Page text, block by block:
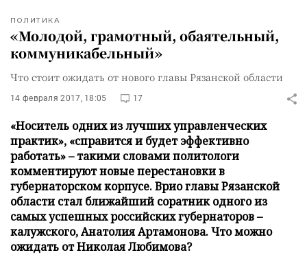
ПОЛИТИКА
«Молодой, грамотный, обаятельный,
коммуникабельный»
Что стоит ожидать от нового главы Рязанской области
14 февраля 2017, 18:05 17
«Носитель одних из лучших управленческих
практик», «справится и будет эффективно
работать» – такими словами политологи
комментируют новые перестановки в
губернаторском корпусе. Врио главы Рязанской
области стал ближайший соратник одного из
самых успешных российских губернаторов –
калужского, Анатолия Артамонова. Что можно
ожидать от Николая Любимова?